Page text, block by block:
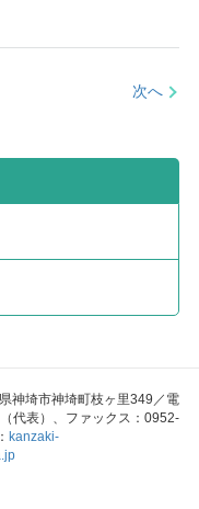
次へ
神埼市神埼町枝ヶ里349／電
代表）、ファックス：0952-
kanzaki-